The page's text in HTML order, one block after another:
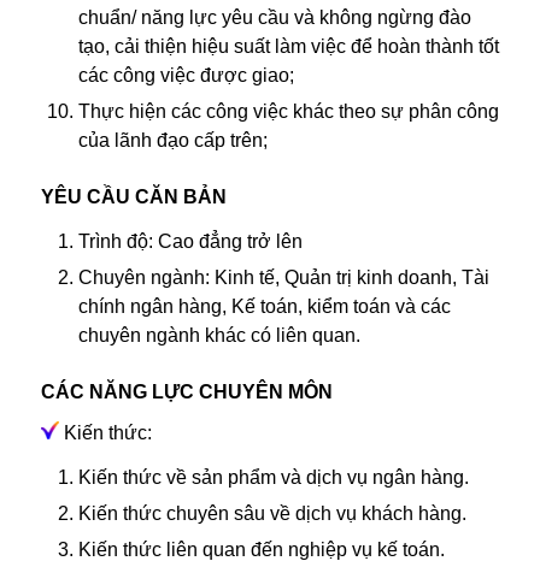
chuẩn/ năng lực yêu cầu và không ngừng đào
tạo, cải thiện hiệu suất làm việc để hoàn thành tốt
các công việc được giao;
Thực hiện các công việc khác theo sự phân công
của lãnh đạo cấp trên;
YÊU CẦU CĂN BẢN
Trình độ: Cao đẳng trở lên
Chuyên ngành: Kinh tế, Quản trị kinh doanh, Tài
chính ngân hàng, Kế toán, kiểm toán và các
chuyên ngành khác có liên quan.
CÁC NĂNG LỰC CHUYÊN MÔN
Kiến thức:
Kiến thức về sản phẩm và dịch vụ ngân hàng.
Kiến thức chuyên sâu về dịch vụ khách hàng.
Kiến thức liên quan đến nghiệp vụ kế toán.